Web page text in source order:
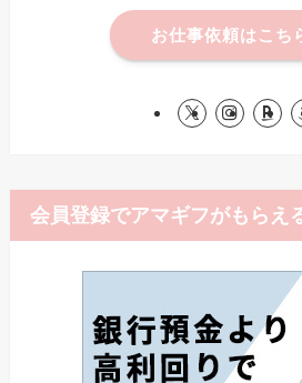
お仕事依頼はこち
会員登録でアマギフがもらえ